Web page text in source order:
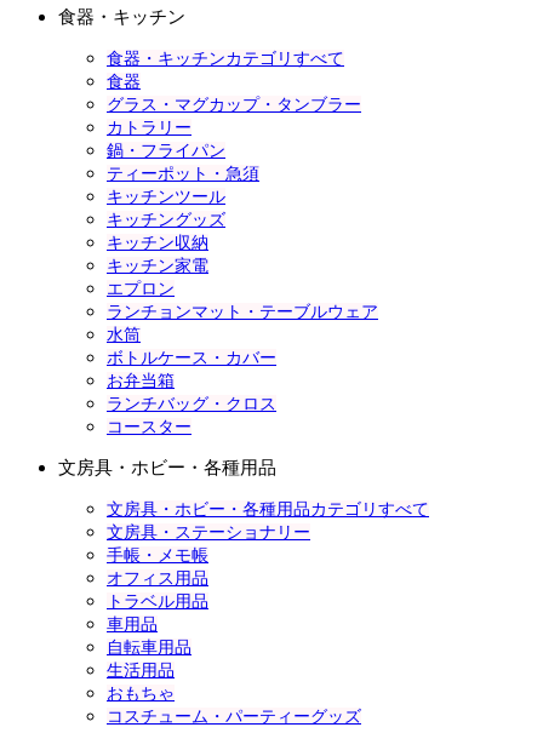
食器・キッチン
食器・キッチンカテゴリすべて
食器
グラス・マグカップ・タンブラー
カトラリー
鍋・フライパン
ティーポット・急須
キッチンツール
キッチングッズ
キッチン収納
キッチン家電
エプロン
ランチョンマット・テーブルウェア
水筒
ボトルケース・カバー
お弁当箱
ランチバッグ・クロス
コースター
文房具・ホビー・各種用品
文房具・ホビー・各種用品カテゴリすべて
文房具・ステーショナリー
手帳・メモ帳
オフィス用品
トラベル用品
車用品
自転車用品
生活用品
おもちゃ
コスチューム・パーティーグッズ